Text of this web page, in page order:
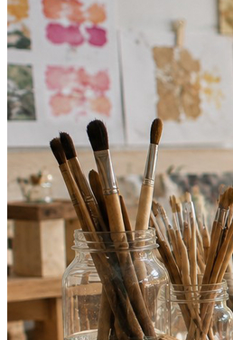
Botafogo